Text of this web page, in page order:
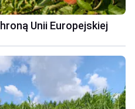
Unii Europejskiej